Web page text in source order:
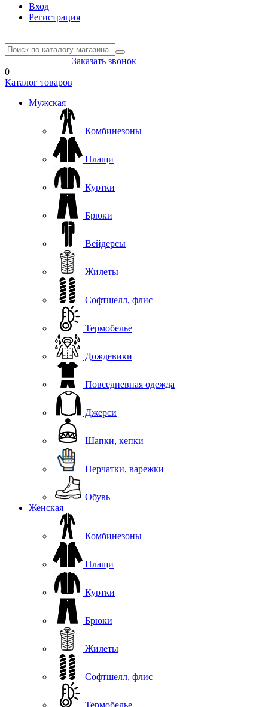
Вход
Регистрация
Заказать звонок
0
Каталог товаров
Мужская
Комбинезоны
Плащи
Куртки
Брюки
Вейдерсы
Жилеты
Софтшелл, флис
Термобелье
Дождевики
Повседневная одежда
Джерси
Шапки, кепки
Перчатки, варежки
Обувь
Женская
Комбинезоны
Плащи
Куртки
Брюки
Жилеты
Софтшелл, флис
Термобелье